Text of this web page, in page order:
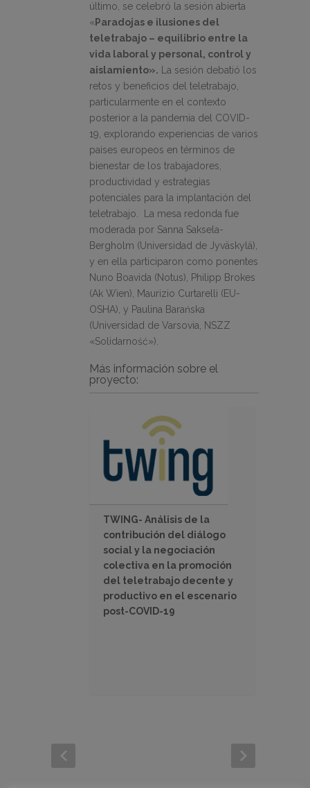
último, se celebró la sesión abierta
«Paradojas e ilusiones del
teletrabajo – equilibrio entre la
vida laboral y personal, control y
aislamiento». La sesión debatió los
retos y beneficios del teletrabajo,
particularmente en el contexto
posterior a la pandemia del COVID-
19, explorando experiencias de varios
países europeos en términos de
bienestar de los trabajadores,
productividad y estrategias
potenciales para la implantación del
teletrabajo. La mesa redonda fue
moderada por Sanna Saksela-
Bergholm (Universidad de Jyväskylä),
y en ella participaron como ponentes
Nuno Boavida (Notus), Philipp Brokes
(Ak Wien), Maurizio Curtarelli (EU-
OSHA), y Paulina Barańska
(Universidad de Varsovia, NSZZ
«Solidarność»).
Más información sobre el
proyecto:
TWING- Análisis de la
contribución del diálogo
social y la negociación
colectiva en la promoción
del teletrabajo decente y
productivo en el escenario
post-COVID-19